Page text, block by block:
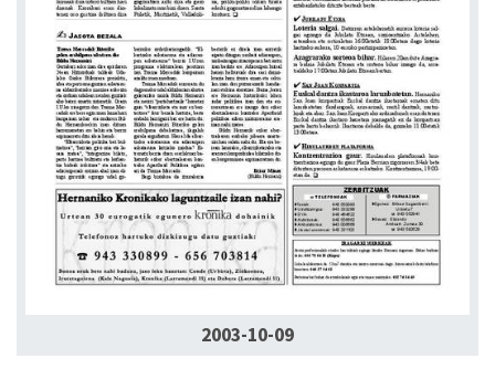
2003-10-09